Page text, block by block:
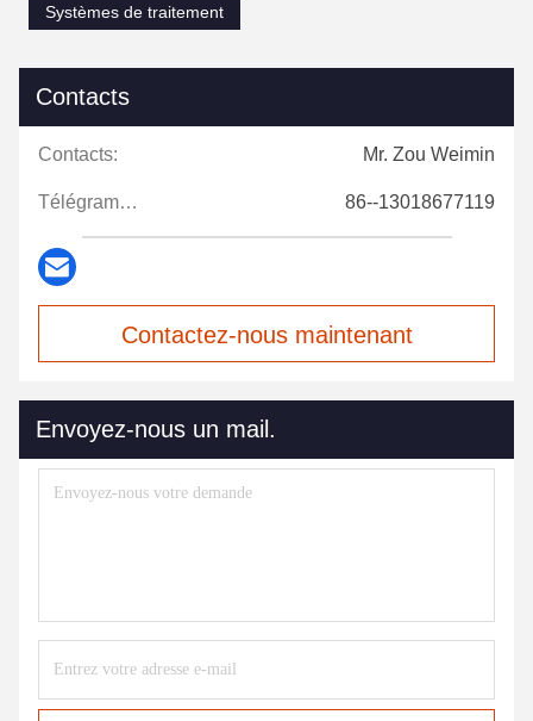
Systèmes de traitement
Contacts
Contacts: Mr. Zou Weimin
Télégramme: 86--13018677119
Contactez-nous maintenant
Envoyez-nous un mail.